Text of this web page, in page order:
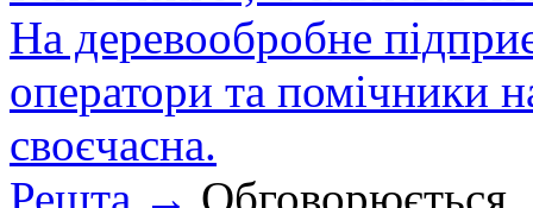
На деревообробне
оператори та помічники
своєчасна.